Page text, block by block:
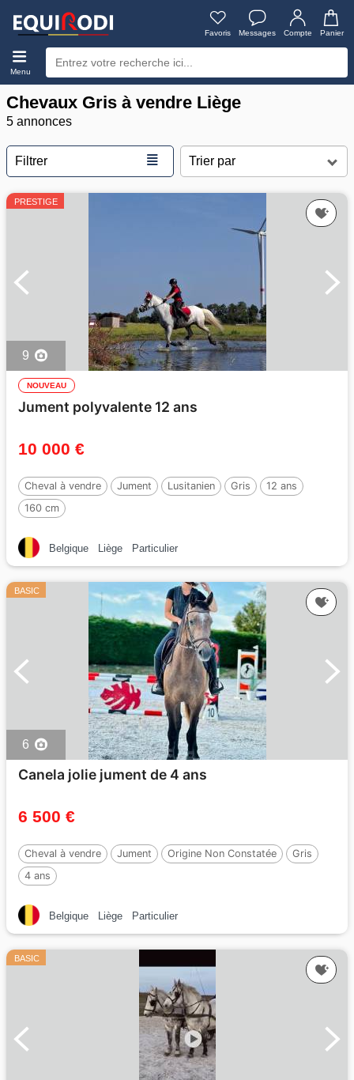
Favoris Messages Compte Panier
Menu
Chevaux Gris à vendre Liège
5 annonces
Filtrer ≣
PRESTIGE
9
NOUVEAU
Jument polyvalente 12 ans
10 000 €
Cheval à vendre Jument Lusitanien Gris
12 ans
160 cm
Belgique Liège Particulier
BASIC
6
Canela jolie jument de 4 ans
6 500 €
Cheval à vendre Jument Origine Non Constatée
Gris
4 ans
Belgique Liège Particulier
BASIC